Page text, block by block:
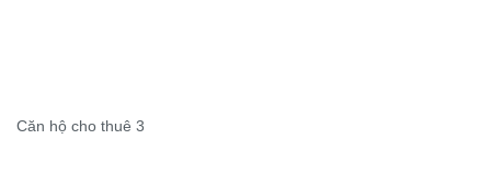
Căn hộ cho thuê 3